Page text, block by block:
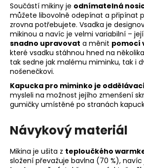
Součástí mikiny je odnímatelná
můžete libovolně odepínat a připínat
zrovna potřebujete. Vsadka je
mikinou a navíc je velmi variabilní – její
snadno upravovat a měnit pomocí
které vsadku stáhnou hned na
tak sedne jak malému miminku, tak i
nošenečkovi.
Kapucka pro miminko je oddělávací
mysleli na možnost jejího zmenšení
gumičky umístěné po stranách
Návykový materiál
Mikina je ušita z teploučkého
složení převažuje bavlna (70 %), navíc